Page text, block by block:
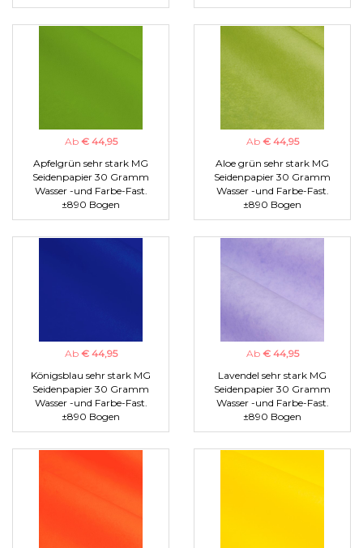
Ab € 44,95
Apfelgrün sehr stark MG
Seidenpapier 30 Gramm
Wasser -und Farbe-Fast.
±890 Bogen
Ab € 44,95
Aloe grün sehr stark MG
Seidenpapier 30 Gramm
Wasser -und Farbe-Fast.
±890 Bogen
Ab € 44,95
Königsblau sehr stark MG
Seidenpapier 30 Gramm
Wasser -und Farbe-Fast.
±890 Bogen
Ab € 44,95
Lavendel sehr stark MG
Seidenpapier 30 Gramm
Wasser -und Farbe-Fast.
±890 Bogen